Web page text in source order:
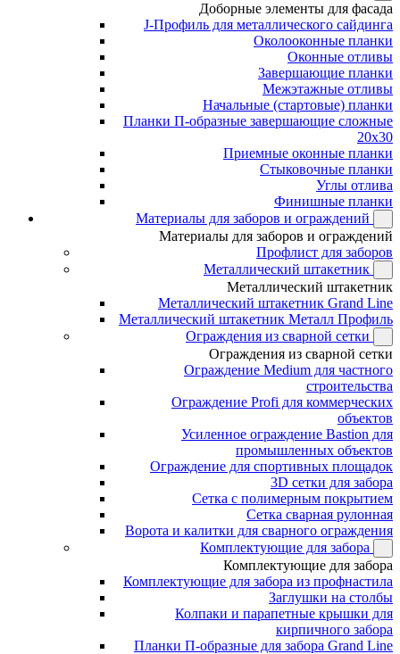
Доборные элементы для фасада
J-Профиль для металлического сайдинга
Околооконные планки
Оконные отливы
Завершающие планки
Межэтажные отливы
Начальные (стартовые) планки
Планки П-образные завершающие сложные
20x30
Приемные оконные планки
Стыковочные планки
Углы отлива
Финишные планки
Материалы для заборов и ограждений
Материалы для заборов и ограждений
Профлист для заборов
Металлический штакетник
Металлический штакетник
Металлический штакетник Grand Line
Металлический штакетник Металл Профиль
Ограждения из сварной сетки
Ограждения из сварной сетки
Ограждение Medium для частного
строительства
Ограждение Profi для коммерческих
объектов
Усиленное ограждение Bastion для
промышленных объектов
Ограждение для спортивных площадок
3D сетки для забора
Сетка с полимерным покрытием
Сетка сварная рулонная
Ворота и калитки для сварного ограждения
Комплектующие для забора
Комплектующие для забора
Комплектующие для забора из профнастила
Заглушки на столбы
Колпаки и парапетные крышки для
кирпичного забора
Планки П-образные для забора Grand Line